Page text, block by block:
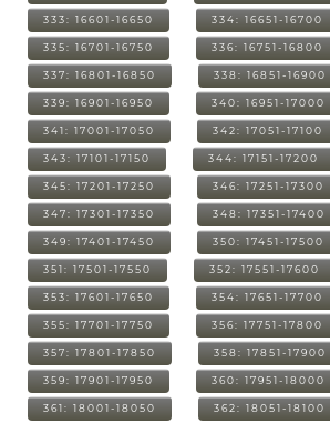
333: 16601-16650 334: 16651-16700
335: 16701-16750 336: 16751-16800
337: 16801-16850 338: 16851-16900
339: 16901-16950 340: 16951-17000
341: 17001-17050 342: 17051-17100
343: 17101-17150 344: 17151-17200
345: 17201-17250 346: 17251-17300
347: 17301-17350 348: 17351-17400
349: 17401-17450 350: 17451-17500
351: 17501-17550 352: 17551-17600
353: 17601-17650 354: 17651-17700
355: 17701-17750 356: 17751-17800
357: 17801-17850 358: 17851-17900
359: 17901-17950 360: 17951-18000
361: 18001-18050 362: 18051-18100